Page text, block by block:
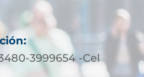
3999654 -Cel